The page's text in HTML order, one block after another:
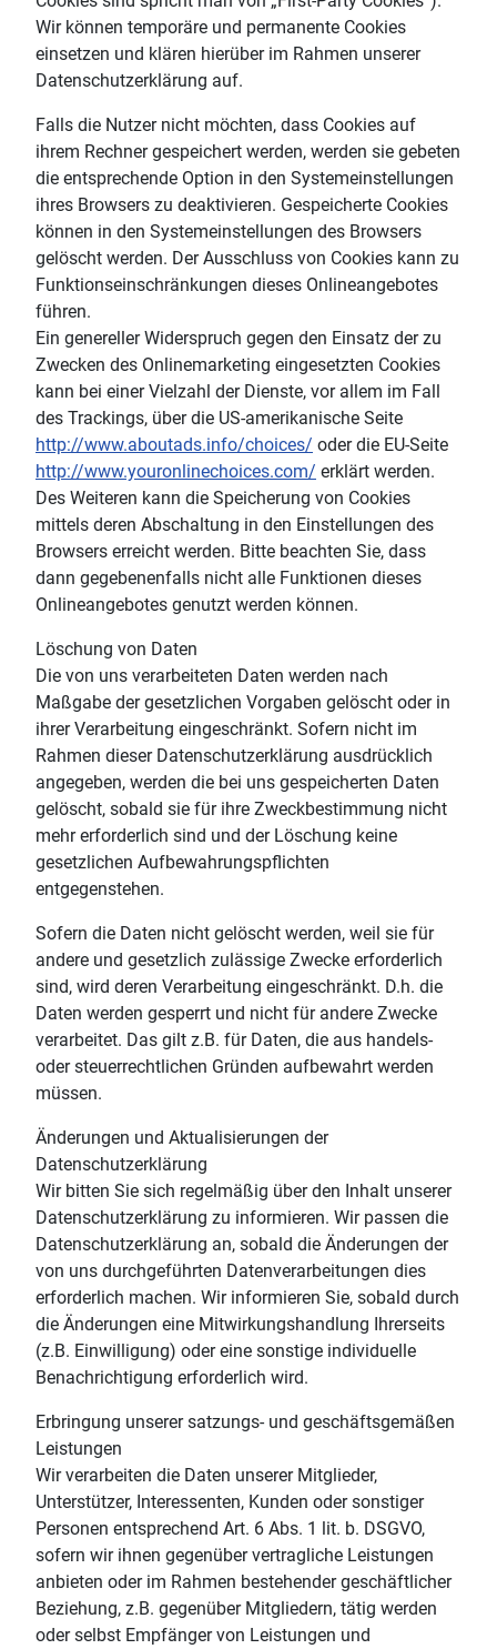
Wir können temporäre und permanente Cookies
einsetzen und klären hierüber im Rahmen unserer
Datenschutzerklärung auf.
Falls die Nutzer nicht möchten, dass Cookies auf
ihrem Rechner gespeichert werden, werden sie gebeten
die entsprechende Option in den Systemeinstellungen
ihres Browsers zu deaktivieren. Gespeicherte Cookies
können in den Systemeinstellungen des Browsers
gelöscht werden. Der Ausschluss von Cookies kann zu
Funktionseinschränkungen dieses Onlineangebotes
führen.
Ein genereller Widerspruch gegen den Einsatz der zu
Zwecken des Onlinemarketing eingesetzten Cookies
kann bei einer Vielzahl der Dienste, vor allem im Fall
des Trackings, über die US-amerikanische Seite
http://www.aboutads.info/choices/ oder die EU-Seite
http://www.youronlinechoices.com/ erklärt werden.
Des Weiteren kann die Speicherung von Cookies
mittels deren Abschaltung in den Einstellungen des
Browsers erreicht werden. Bitte beachten Sie, dass
dann gegebenenfalls nicht alle Funktionen dieses
Onlineangebotes genutzt werden können.
Löschung von Daten
Die von uns verarbeiteten Daten werden nach
Maßgabe der gesetzlichen Vorgaben gelöscht oder in
ihrer Verarbeitung eingeschränkt. Sofern nicht im
Rahmen dieser Datenschutzerklärung ausdrücklich
angegeben, werden die bei uns gespeicherten Daten
gelöscht, sobald sie für ihre Zweckbestimmung nicht
mehr erforderlich sind und der Löschung keine
gesetzlichen Aufbewahrungspflichten
entgegenstehen.
Sofern die Daten nicht gelöscht werden, weil sie für
andere und gesetzlich zulässige Zwecke erforderlich
sind, wird deren Verarbeitung eingeschränkt. D.h. die
Daten werden gesperrt und nicht für andere Zwecke
verarbeitet. Das gilt z.B. für Daten, die aus handels-
oder steuerrechtlichen Gründen aufbewahrt werden
müssen.
Änderungen und Aktualisierungen der
Datenschutzerklärung
Wir bitten Sie sich regelmäßig über den Inhalt unserer
Datenschutzerklärung zu informieren. Wir passen die
Datenschutzerklärung an, sobald die Änderungen der
von uns durchgeführten Datenverarbeitungen dies
erforderlich machen. Wir informieren Sie, sobald durch
die Änderungen eine Mitwirkungshandlung Ihrerseits
(z.B. Einwilligung) oder eine sonstige individuelle
Benachrichtigung erforderlich wird.
Erbringung unserer satzungs- und geschäftsgemäßen
Leistungen
Wir verarbeiten die Daten unserer Mitglieder,
Unterstützer, Interessenten, Kunden oder sonstiger
Personen entsprechend Art. 6 Abs. 1 lit. b. DSGVO,
sofern wir ihnen gegenüber vertragliche Leistungen
anbieten oder im Rahmen bestehender geschäftlicher
Beziehung, z.B. gegenüber Mitgliedern, tätig werden
oder selbst Empfänger von Leistungen und